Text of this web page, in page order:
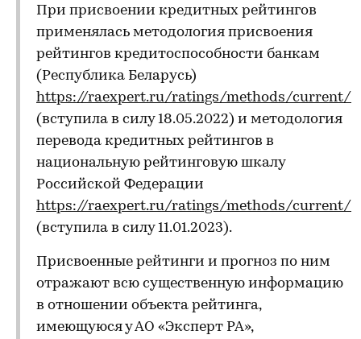
При присвоении кредитных рейтингов
применялась методология присвоения
рейтингов кредитоспособности банкам
(Республика Беларусь)
https://raexpert.ru/ratings/methods/current/
(вступила в силу 18.05.2022) и методология
перевода кредитных рейтингов в
национальную рейтинговую шкалу
Российской Федерации
https://raexpert.ru/ratings/methods/current/
(вступила в силу 11.01.2023).
Присвоенные рейтинги и прогноз по ним
отражают всю существенную информацию
в отношении объекта рейтинга,
имеющуюся у АО «Эксперт РА»,